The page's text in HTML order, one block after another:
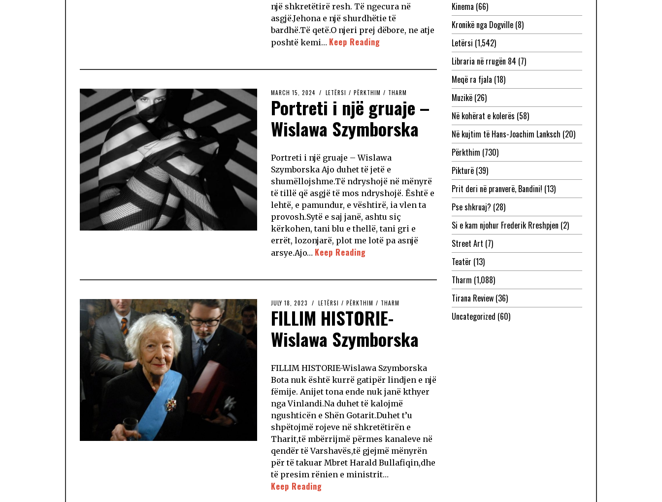
një shkretëtirë resh. Të ngecura në
asgjë.Jehona e një shurdhëtie të
bardhë.Të qetë.O njeri prej dëbore, ne atje
poshtë kemi… Keep Reading
MARCH 15, 2024 LETËRSI / PËRKTHIM / THARM
Portreti i një gruaje –
Wislawa Szymborska
Portreti i një gruaje – Wislawa
Szymborska Ajo duhet të jetë e
shumëllojshme.Të ndryshojë në mënyrë
të tillë që asgjë të mos ndryshojë. Është e
lehtë, e pamundur, e vështirë, ia vlen ta
provosh.Sytë e saj janë, ashtu siç
kërkohen, tani blu e thellë, tani gri e
errët, lozonjarë, plot me lotë pa asnjë
arsye.Ajo… Keep Reading
JULY 18, 2023 LETËRSI / PËRKTHIM / THARM
FILLIM HISTORIE-
Wislawa Szymborska
FILLIM HISTORIE-Wislawa Szymborska
Bota nuk është kurrë gatipër lindjen e një
fëmije. Anijet tona ende nuk janë kthyer
nga Vinlandi.Na duhet të kalojmë
ngushticën e Shën Gotarit.Duhet t’u
shpëtojmë rojeve në shkretëtirën e
Tharit,të mbërrijmë përmes kanaleve në
qendër të Varshavës,të gjejmë mënyrën
për të takuar Mbret Harald Bullafiqin,dhe
të presim rënien e ministrit…
Keep Reading
Kinema (66)
Kronikë nga Dogville(8)
Letërsi (1,542)
Libraria në rrugën 84 (7)
Meqë ra fjala (18)
Muzikë(26)
Në kohërat e kolerës (58)
Në kujtim të Hans-Joachim Lanksch (20)
Përkthim (730)
Pikturë(39)
Prit deri në pranverë, Bandini! (13)
Pse shkruaj? (28)
Si e kam njohur Frederik Rreshpjen (2)
Street Art (7)
Teatër (13)
Tharm (1,088)
Tirana Review(36)
Uncategorized (60)